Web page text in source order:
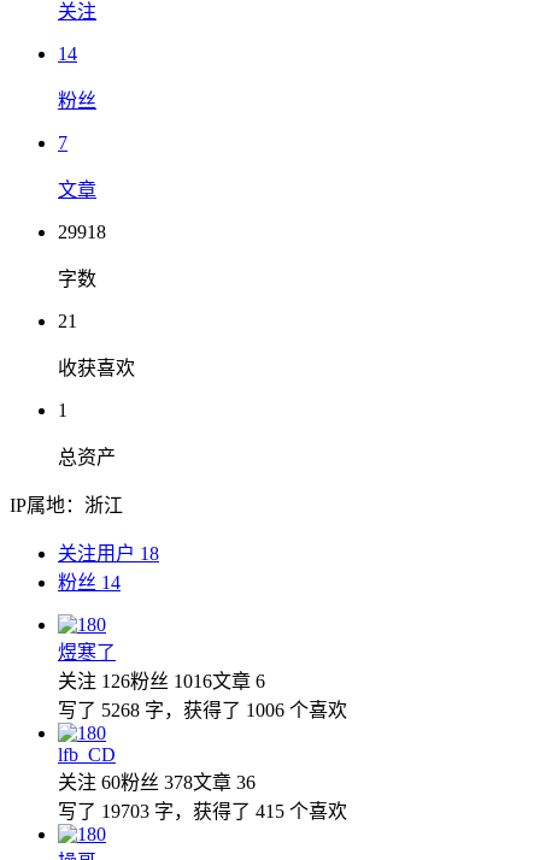
关注
14
粉丝
7
文章
29918
字数
21
收获喜欢
1
总资产
IP属地：浙江
关注用户 18
粉丝 14
煜寒了
关注 126粉丝 1016文章 6
写了 5268 字，获得了 1006 个喜欢
lfb_CD
关注 60粉丝 378文章 36
写了 19703 字，获得了 415 个喜欢